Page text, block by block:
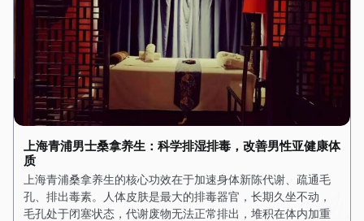
上海青浦男士桑拿养生：科学排湿排毒，改善男性亚健康体
质
上海青浦桑拿养生的核心功效在于加速身体新陈代谢、疏通毛
孔、排出毒素。人体皮肤是最大的排毒器官，长期久坐不动，
毛孔处于闭塞状态，代谢废物无法正常排出，堆积在体内加重